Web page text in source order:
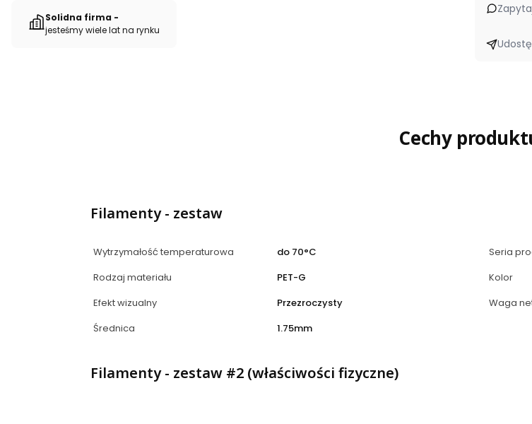
Solidna firma -
jesteśmy wiele lat na rynku
Cechy
Filamenty - zestaw
Wytrzymałość temperaturowa do 70°C Seria
Rodzaj materiału
PET-G Kolor
Efekt wizualny
Przezroczysty Waga
Średnica
1.75mm
Filamenty - zestaw #2 (właściwości fizyczne)